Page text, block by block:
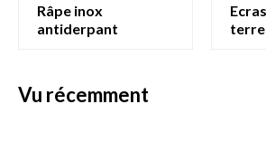
râpe inox
antiderpant
ecrase pommes de
terre
vu récemment